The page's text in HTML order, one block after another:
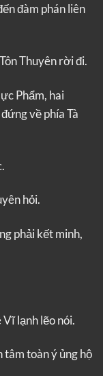
đàm phán liên
Thuyên rời đi.
Phẩm, hai
về phía Tà
hỏi.
phải kết minh,
lạnh lẽo nói.
tâm toàn ý ủng hộ